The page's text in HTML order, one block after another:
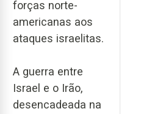
forças norte-
americanas aos
ataques israelitas.
A guerra entre
Israel e o Irão,
desencadeada na